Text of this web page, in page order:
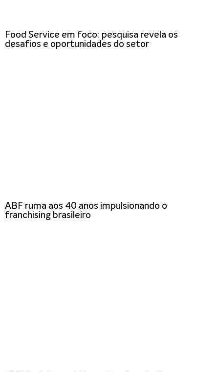
Food Service em foco: pesquisa revela os
desafios e oportunidades do setor
ABF ruma aos 40 anos impulsionando o
franchising brasileiro